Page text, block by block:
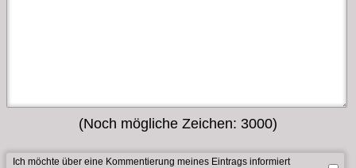
(Noch mögliche Zeichen: 3000)
Ich möchte über eine Kommentierung meines Eintrags informiert